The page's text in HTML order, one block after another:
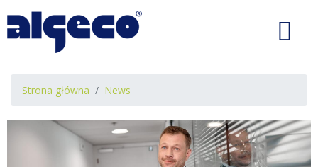
Ścieżka
nawigacyjna
Strona główna News